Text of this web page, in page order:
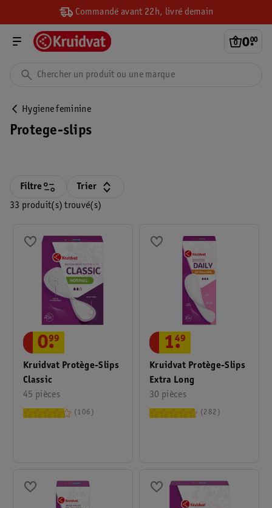
Commandé avant 22h, livré demain
0.
00
Hygiene feminine
Protege-slips
33 produit(s) trouvé(s)
Filtre Trier
Kruidvat Protège-Slips
Classic
45 pièces
0.
99
106
Kruidvat Protège-Slips
Extra Long
30 pièces
1.
49
282